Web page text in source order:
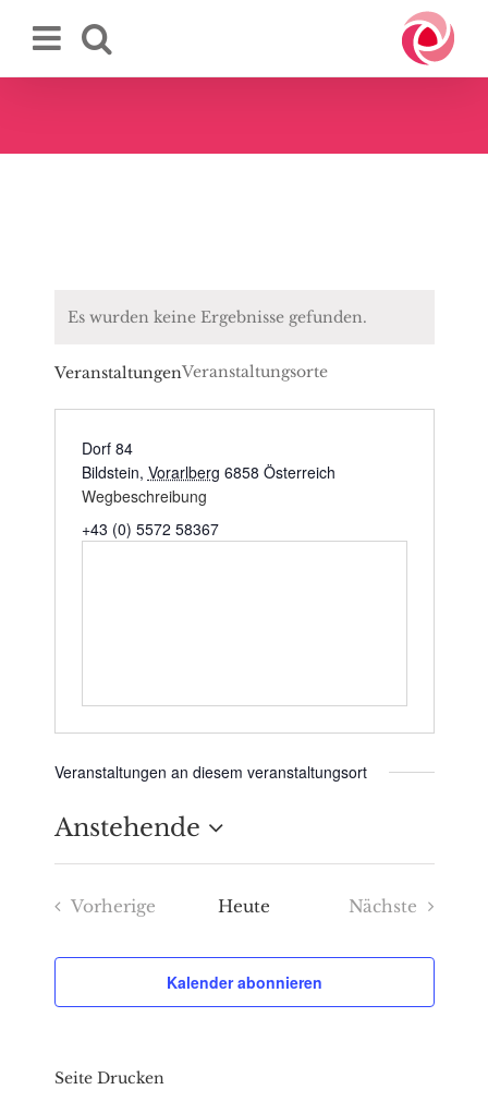
Inhalt
Es wurden keine Ergebnisse gefunden.
VeranstaltungenVeranstaltungsorte
Dorf 84
Bildstein, Vorarlberg 6858 Österreich
Wegbeschreibung
+43 (0) 5572 58367
Veranstaltungen an diesem veranstaltungsort
Anstehende
Datum
wählen.
Vorherige
Heute
Nächste
Kalender abonnieren
Seite Drucken